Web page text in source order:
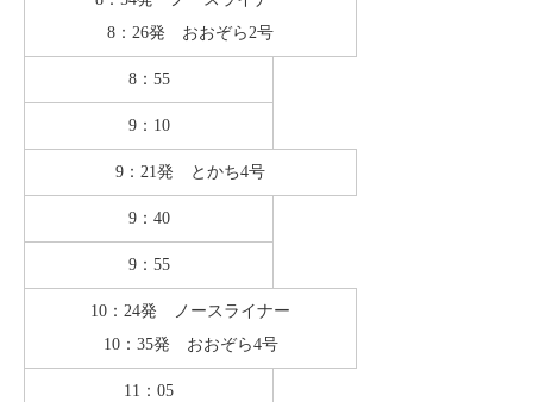
8：26発 おおぞら2号
8：55
9：10
9：21発 とかち4号
9：40
9：55
10：24発 ノースライナー
10：35発 おおぞら4号
11：05